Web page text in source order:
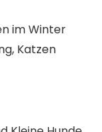
im Winter
Katzen